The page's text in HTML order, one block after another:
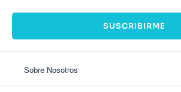
SUSCRIBIRME
Sobre Nosotros